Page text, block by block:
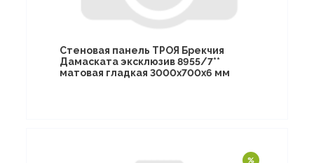
Стеновая панель ТРОЯ Брекчия
Дамаската эксклюзив 8955/7**
матовая гладкая 3000х700х6 мм